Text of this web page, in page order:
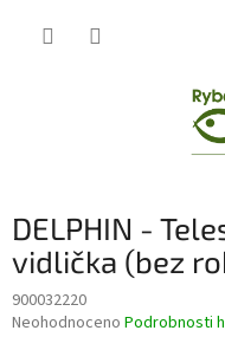
DELPHIN -
vidlička (bez
900032220
Průměrné
Neohodnoceno Podrobnosti